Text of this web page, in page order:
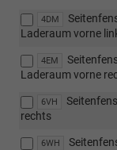
4DM
Laderaum vorne
4EM
Laderaum vorne
6VH
rechts
6WH